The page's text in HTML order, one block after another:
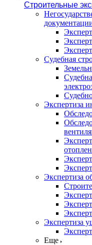
Строительные
Судебная
Экспертиза
Экспертиза
Экспертиза
Еще